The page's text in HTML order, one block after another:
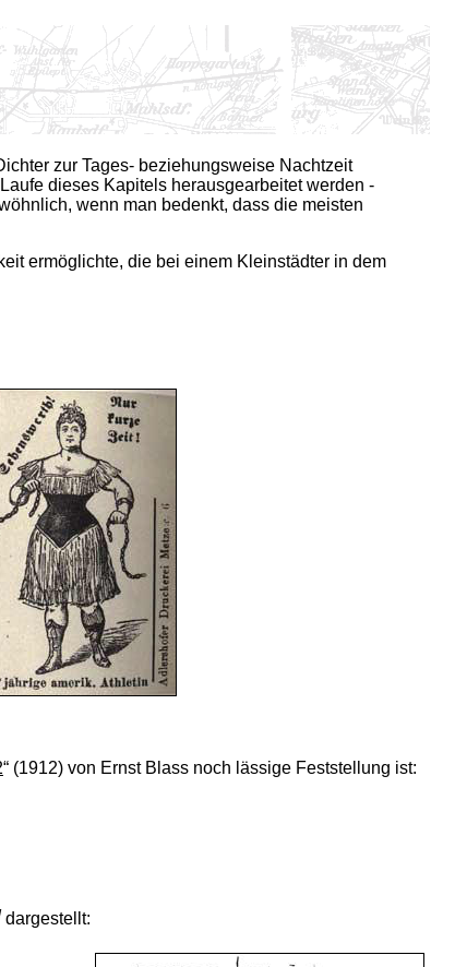
zur Tages- beziehungsweise Nachtzeit
dieses Kapitels herausgearbeitet werden -
wenn man bedenkt, dass die meisten
ermöglichte, die bei einem Kleinstädter in dem
“ (1912) von Ernst Blass noch lässige Feststellung ist:
dargestellt: